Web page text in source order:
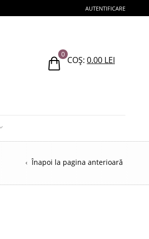
AUTENTIFICARE
0
COȘ: 0.00 LEI
Înapoi la pagina anterioară